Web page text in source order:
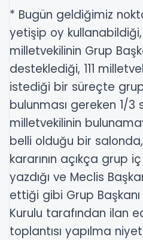
* Bugün geldiğimiz
yetişip oy kullanabildiği,
milletvekilinin Grup
desteklediği, 111
istediği bir süreçte
bulunması gereken 1/3
milletvekilinin
belli olduğu bir
kararının açıkça grup
yazdığı ve Meclis
ettiği gibi Grup
Kurulu tarafından ilan
toplantısı yapılma